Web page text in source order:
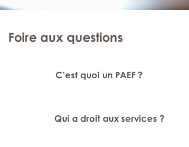
Foire aux questions
C’est quoi un PAEF ?
Qui a droit aux services ?